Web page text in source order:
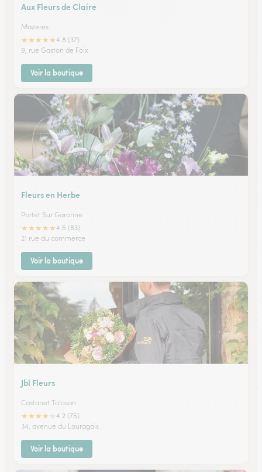
Aux Fleurs de Claire
Mazeres
★★★★★4.8 (37)
9, rue Gaston de Foix
Voir la boutique
Fleurs en Herbe
Portet Sur Garonne
★★★★★4.5 (83)
21 rue du commerce
Voir la boutique
Jbl Fleurs
Castanet Tolosan
★★★★
4.2 (75)
34, avenue du Lauragais
Voir la boutique